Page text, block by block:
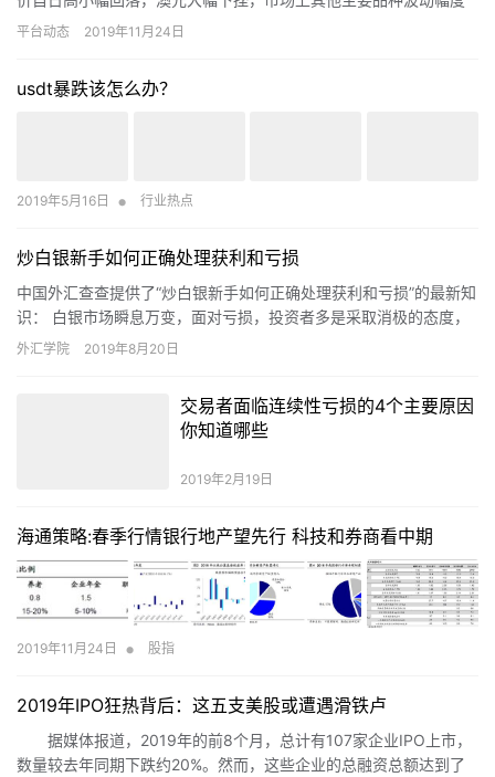
相对有限，投资者都在等待本周三美联储决议给市场带来的指引。
平台动态 2019年11月24日
usdt暴跌该怎么办？
2019年5月16日 • 行业热点
炒白银新手如何正确处理获利和亏损
中国外汇查查提供了“炒白银新手如何正确处理获利和亏损”的最新知
识： 白银市场瞬息万变，面对亏损，投资者多是采取消极的态度，
有的视而不见、有的一错再错、有的产生深深的挫败感。其实，在…
外汇学院 2019年8月20日
交易者面临连续性亏损的4个主要原因
你知道哪些
2019年2月19日
海通策略:春季行情银行地产望先行 科技和券商看中期
2019年11月24日 • 股指
2019年IPO狂热背后：这五支美股或遭遇滑铁卢
据媒体报道，2019年的前8个月，总计有107家企业IPO上市，
数量较去年同期下跌约20%。然而，这些企业的总融资总额达到了